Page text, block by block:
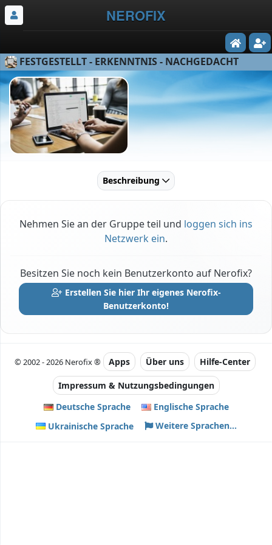
NEROFIX
FESTGESTELLT - ERKENNTNIS - NACHGEDACHT
Beschreibung
Nehmen Sie an der Gruppe teil und loggen sich ins
Netzwerk ein.
Besitzen Sie noch kein Benutzerkonto auf Nerofix?
Erstellen Sie hier Ihr eigenes Nerofix-
Benutzerkonto!
© 2002 - 2026 Nerofix ® Apps Über uns Hilfe-Center
Impressum & Nutzungsbedingungen
Deutsche Sprache
Englische Sprache
Ukrainische Sprache
Weitere Sprachen...